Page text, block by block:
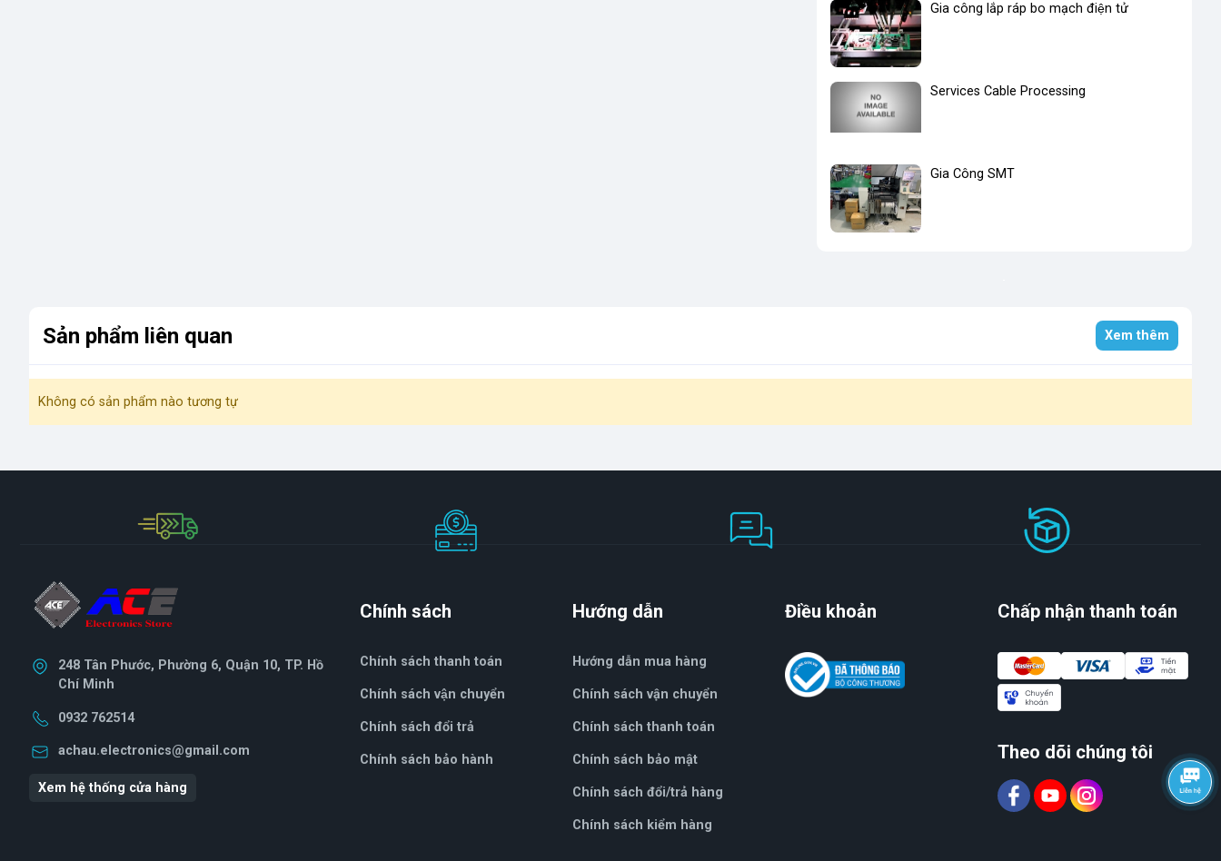
Gia công lắp ráp bo mạch điện tử
Services Cable Processing
Gia Công SMT
Sản phẩm liên quan Xem thêm
Không có sản phẩm nào tương tự
248 Tân Phước, Phường 6, Quận 10, TP. Hồ
Chí Minh
0932 762514
achau.electronics@gmail.com
Xem hệ thống cửa hàng
Chính sách
Chính sách thanh toán
Chính sách vận chuyển
Chính sách đổi trả
Chính sách bảo hành
Hướng dẫn
Hướng dẫn mua hàng
Chính sách vận chuyển
Chính sách thanh toán
Chính sách bảo mật
Chính sách đổi/trả hàng
Chính sách kiểm hàng
Điều khoản Chấp nhận thanh toán
Theo dõi chúng tôi